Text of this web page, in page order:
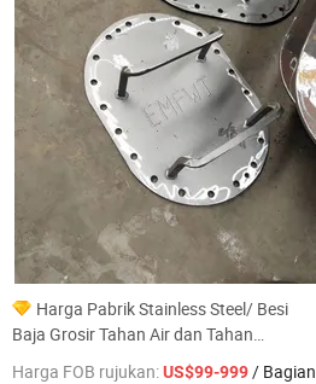
Harga Pabrik Stainless Steel/ Besi
Baja Grosir Tahan Air dan Tahan
Kelembapan Penutup Manhole Kapal
Harga FOB rujukan:US$99-999/ Bagian